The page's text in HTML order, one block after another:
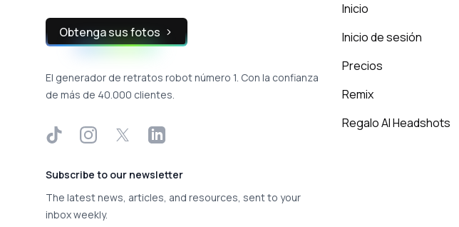
Obtenga sus fotos
El generador de retratos robot número 1. Con la confianza
de más de 40.000 clientes.
TikTokInstagram
X LinkedIn
Subscribe to our newsletter
The latest news, articles, and resources, sent to your
inbox weekly.
Inicio
Inicio de sesión
Precios
Remix
Regalo AI Headshots